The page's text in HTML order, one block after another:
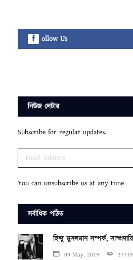
ollow Us
নিউজ লেটার
Subscribe for regular updates.
You can unsubscribe us at any time
সর্বাধিক পঠিত
হিন্দু মুসলমান সম্পর্ক,
09 May, 2019